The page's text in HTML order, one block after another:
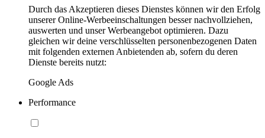
Durch das Akzeptieren dieses Dienstes können wir den Erfolg
unserer Online-Werbeeinschaltungen besser nachvollziehen,
auswerten und unser Werbeangebot optimieren. Dazu
gleichen wir deine verschlüsselten personenbezogenen Daten
mit folgenden externen Anbietenden ab, sofern du deren
Dienste bereits nutzt:
Google Ads
Performance